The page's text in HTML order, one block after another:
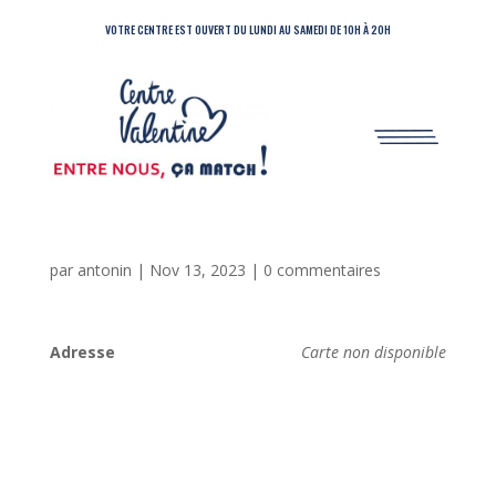
VOTRE CENTRE EST OUVERT DU LUNDI AU SAMEDI DE 10H À 20H
par antonin | Nov 13, 2023 | 0 commentaires
Carte non disponible
Adresse